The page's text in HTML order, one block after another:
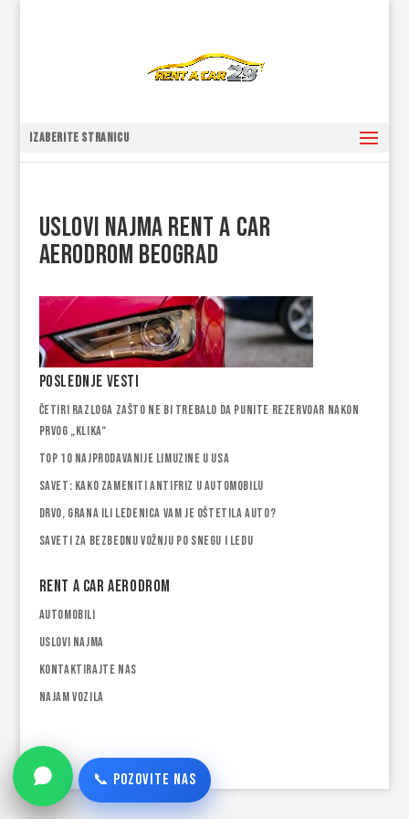
Izaberite stranicu
uslovi najma rent a car
aerodrom beograd
Poslednje vesti
Četiri razloga zašto ne bi trebalo da punite rezervoar nakon
prvog „klika“
Top 10 najprodavanije limuzine u USA
Savet: Kako zameniti antifriz u automobilu
Drvo, grana ili ledenica vam je oštetila auto?
Saveti za bezbednu vožnju po snegu i ledu
Rent a car Aerodrom
Automobili
Uslovi najma
Kontaktirajte nas
Najam vozila
📞 POZOVITE NAS